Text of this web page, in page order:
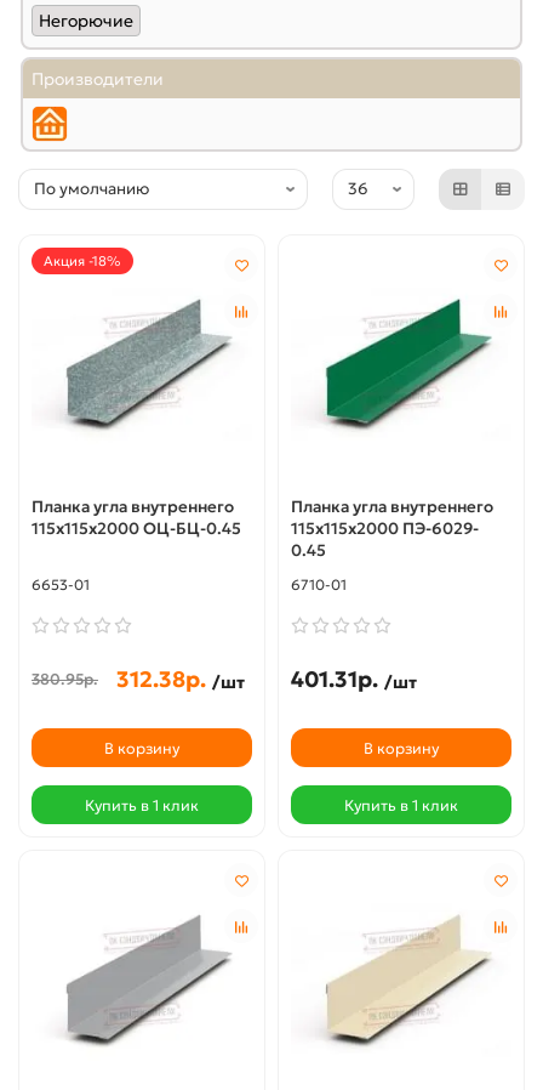
Негорючие
Производители
Акция -18%
Планка угла внутреннего
115х115х2000 ОЦ-БЦ-0.45
6653-01
380.95р. 312.38р. /шт
В корзину
Купить в 1 клик
Планка угла внутреннего
115х115х2000 ПЭ-6029-
0.45
6710-01
401.31р. /шт
В корзину
Купить в 1 клик